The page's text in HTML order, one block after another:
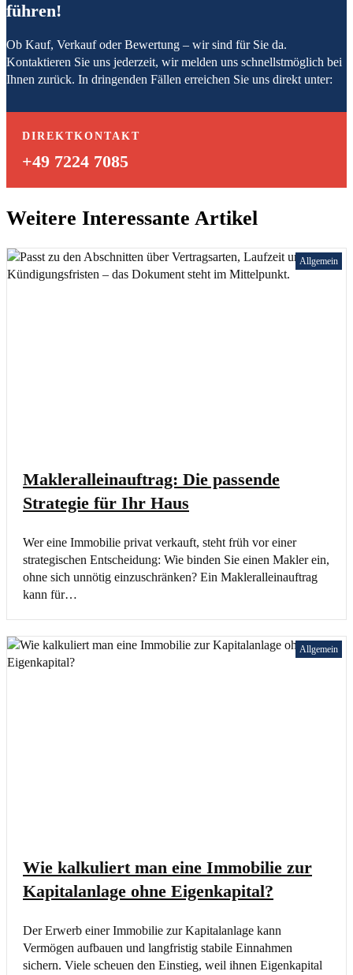
führen!
Ob Kauf, Verkauf oder Bewertung – wir sind für Sie da.
Kontaktieren Sie uns jederzeit, wir melden uns schnellstmöglich bei
Ihnen zurück. In dringenden Fällen erreichen Sie uns direkt unter:
DIREKTKONTAKT
+49 7224 7085
Weitere Interessante Artikel
Allgemein
Makleralleinauftrag: Die passende
Strategie für Ihr Haus
Wer eine Immobilie privat verkauft, steht früh vor einer
strategischen Entscheidung: Wie binden Sie einen Makler ein,
ohne sich unnötig einzuschränken? Ein Makleralleinauftrag
kann für…
Allgemein
Wie kalkuliert man eine Immobilie zur
Kapitalanlage ohne Eigenkapital?
Der Erwerb einer Immobilie zur Kapitalanlage kann
Vermögen aufbauen und langfristig stabile Einnahmen
sichern. Viele scheuen den Einstieg, weil ihnen Eigenkapital